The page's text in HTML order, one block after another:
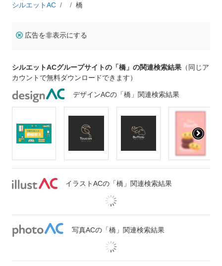
シルエットAC 橋
広告を非表示にする
シルエットACグループサイトの「橋」の関連検索結果 （同じア
カウントで無料ダウンロードできます）
デザインACの「橋」関連検索結果
イラストACの「橋」関連検索結果
写真ACの「橋」関連検索結果